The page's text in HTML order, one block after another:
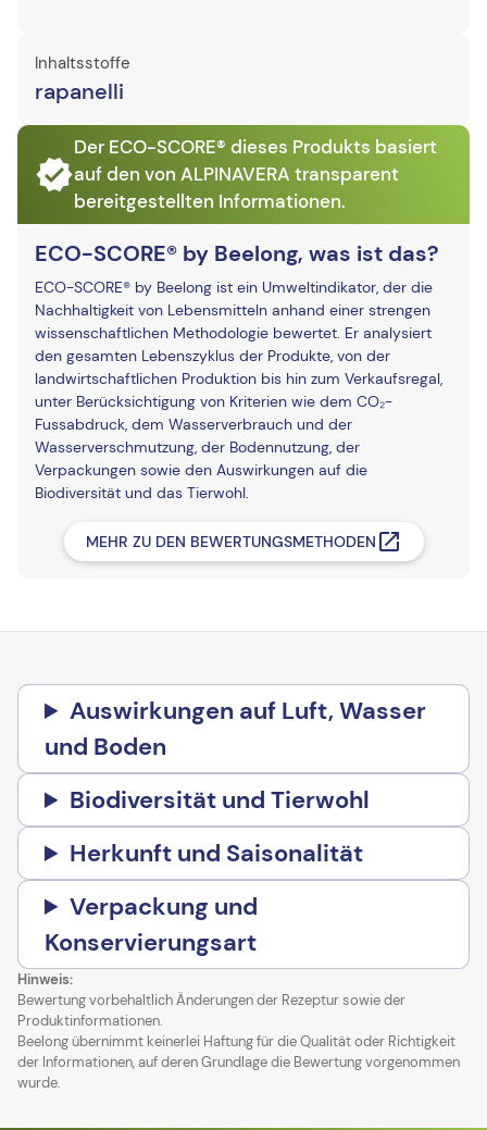
Inhaltsstoffe
rapanelli
Der ECO-SCORE® dieses Produkts basiert
auf den von ALPINAVERA transparent
bereitgestellten Informationen.
ECO-SCORE® by Beelong, was ist das?
ECO-SCORE® by Beelong ist ein Umweltindikator, der die
Nachhaltigkeit von Lebensmitteln anhand einer strengen
wissenschaftlichen Methodologie bewertet. Er analysiert
den gesamten Lebenszyklus der Produkte, von der
landwirtschaftlichen Produktion bis hin zum Verkaufsregal,
unter Berücksichtigung von Kriterien wie dem CO₂-
Fussabdruck, dem Wasserverbrauch und der
Wasserverschmutzung, der Bodennutzung, der
Verpackungen sowie den Auswirkungen auf die
Biodiversität und das Tierwohl.
MEHR ZU DEN BEWERTUNGSMETHODEN
Auswirkungen auf Luft, Wasser
und Boden
Biodiversität und Tierwohl
Herkunft und Saisonalität
Verpackung und
Konservierungsart
Hinweis:
Bewertung vorbehaltlich Änderungen der Rezeptur sowie der
Produktinformationen.
Beelong übernimmt keinerlei Haftung für die Qualität oder Richtigkeit
der Informationen, auf deren Grundlage die Bewertung vorgenommen
wurde.